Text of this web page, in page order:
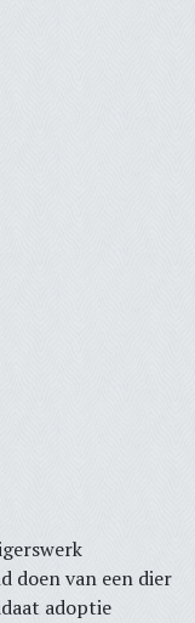
doen van een dier
adoptie